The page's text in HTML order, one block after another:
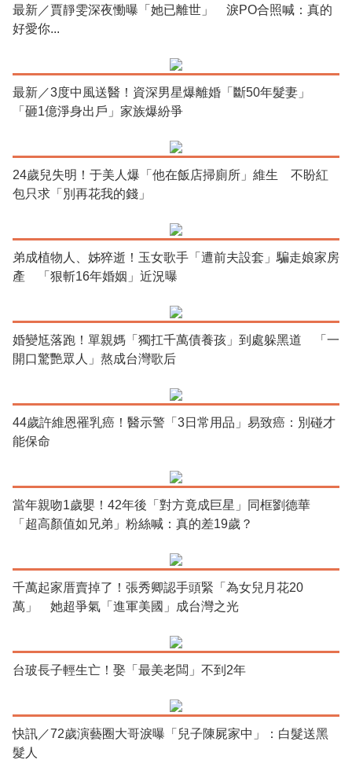
最新／賈靜雯深夜慟曝「她已離世」 淚PO合照喊：真的
好愛你...
最新／3度中風送醫！資深男星爆離婚「斷50年髮妻」
「砸1億淨身出戶」家族爆紛爭
24歲兒失明！于美人爆「他在飯店掃廁所」維生 不盼紅
包只求「別再花我的錢」
弟成植物人、姊猝逝！玉女歌手「遭前夫設套」騙走娘家房
產 「狠斬16年婚姻」近況曝
婚變尪落跑！單親媽「獨扛千萬債養孩」到處躲黑道 「一
開口驚艷眾人」熬成台灣歌后
44歲許維恩罹乳癌！醫示警「3日常用品」易致癌：別碰才
能保命
當年親吻1歲嬰！42年後「對方竟成巨星」同框劉德華
「超高顏值如兄弟」粉絲喊：真的差19歲？
千萬起家厝賣掉了！張秀卿認手頭緊「為女兒月花20
萬」 她超爭氣「進軍美國」成台灣之光
台玻長子輕生亡！娶「最美老闆」不到2年
快訊／72歲演藝圈大哥淚曝「兒子陳屍家中」：白髮送黑
髮人